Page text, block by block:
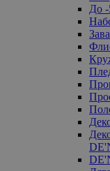
До -